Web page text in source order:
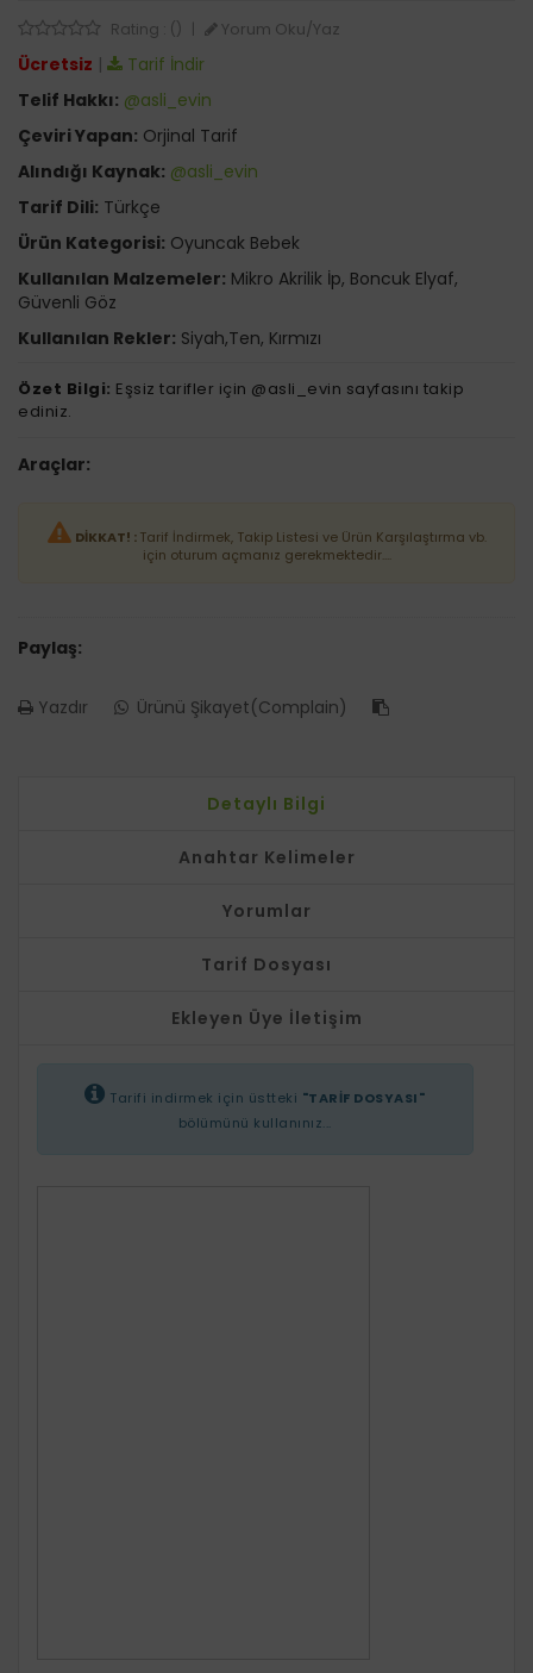
Rating : () Yorum Oku/Yaz
Ücretsiz |
Tarif İndir
Telif Hakkı: @asli_evin
Çeviri Yapan: Orjinal Tarif
Alındığı Kaynak: @asli_evin
Tarif Dili: Türkçe
Ürün Kategorisi: Oyuncak Bebek
Kullanılan Malzemeler: Mikro Akrilik İp, Boncuk Elyaf,
Güvenli Göz
Kullanılan Rekler: Siyah,Ten, Kırmızı
Özet Bilgi: Eşsiz tarifler için @asli_evin sayfasını takip
ediniz.
Araçlar:
DİKKAT! :Tarif İndirmek, Takip Listesi ve Ürün Karşılaştırma vb.
için oturum açmanız gerekmektedir....
Paylaş:
Yazdır Ürünü Şikayet(Complain)
Detaylı Bilgi
Anahtar Kelimeler
Yorumlar
Tarif Dosyası
Ekleyen Üye İletişim
Tarifi indirmek için üstteki "TARİF DOSYASI"
bölümünü kullanınız...